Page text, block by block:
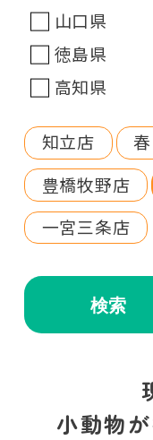
山口県
徳島県
高知県
知立店
豊橋牧野店
一宮三条店
検索
小動物